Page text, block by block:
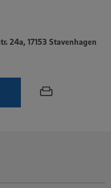
24a, 17153 Stavenhagen